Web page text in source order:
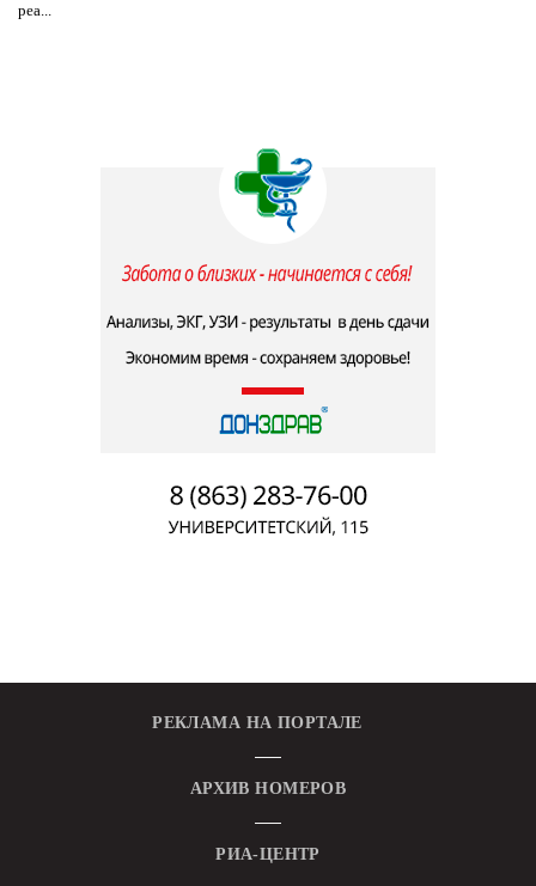
реа...
РЕКЛАМА НА ПОРТАЛЕ
АРХИВ НОМЕРОВ
РИА-ЦЕНТР